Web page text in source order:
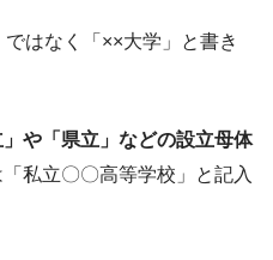
はなく「××大学」と書き
や「県立」などの設立母体
私立〇〇高等学校」と記入